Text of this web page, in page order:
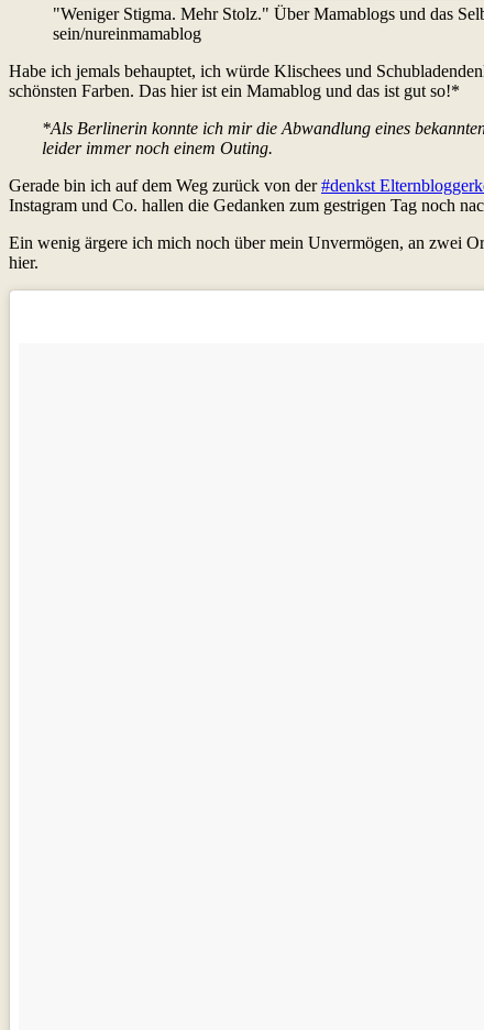
"Weniger Stigma. Mehr Stolz." Über Mamablogs und das
sein/nureinmamablog
Habe ich jemals behauptet, ich würde Klischees und
schönsten Farben. Das hier ist ein Mamablog und das ist gut so!*
*Als Berlinerin konnte ich mir die Abwandlung eines
leider immer noch einem Outing.
Gerade bin ich auf dem Weg zurück von der#denkst
Instagram und Co. hallen die Gedanken zum gestrigen Tag noch
Ein wenig ärgere ich mich noch über mein Unvermögen, an zwei
hier.